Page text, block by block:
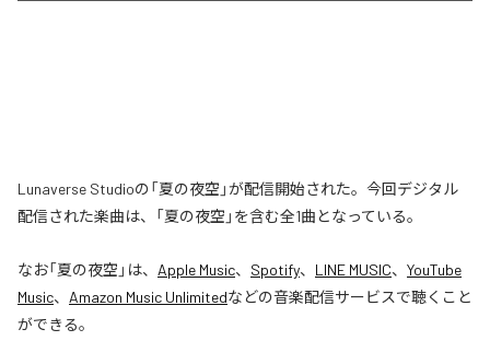
Lunaverse Studioの「夏の夜空」が配信開始された。今回デジタル
配信された楽曲は、「夏の夜空」を含む全1曲となっている。
なお「夏の夜空 」は、 Apple Music、 Spotify、 LINE MUSIC、 YouTube
Music、 Amazon Music Unlimitedなどの音楽配信サービスで聴くこと
ができる。